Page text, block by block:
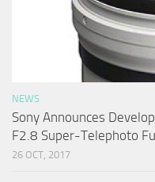
NEWS
Sony Announces
F2.8 Super-Telephoto
26 OCT, 2017